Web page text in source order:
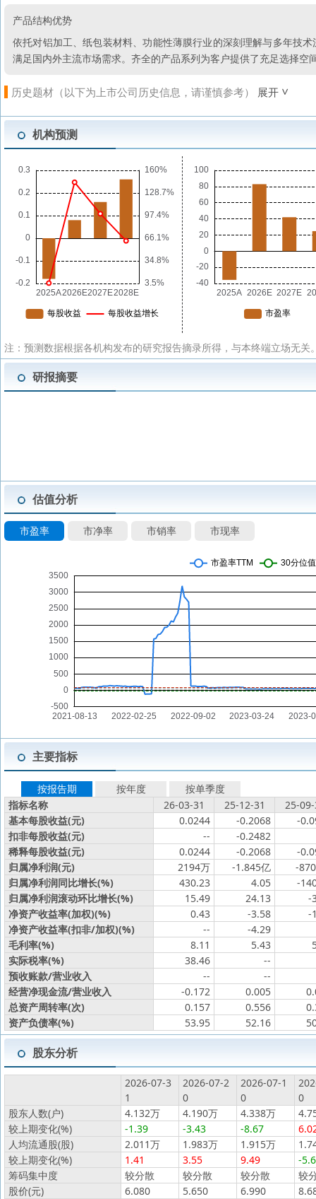
产品结构优势
依托对铝加工、纸包装材料、功能性薄膜行业的深刻理解与多年技
满足国内外主流市场需求。齐全的产品系列为客户提供了充足选择
历史题材（以下为上市公司历史信息，请谨慎参考） 展开
机构预测
注：预测数据根据各机构发布的研究报告摘录所得，与本终端立场无
研报摘要
估值分析
市盈率 市净率 市销率 市现率
主要指标
按报告期 按年度
按单季度
指标名称
26-03-31 25-12-31
25-
基本每股收益(元)
0.0244 -0.2068
-
扣非每股收益(元)
--
-0.2482
稀释每股收益(元)
0.0244 -0.2068
-
归属净利润(元)
2194万 -1.845亿
-
归属净利润同比增长(%)
430.23 4.05
-
归属净利润滚动环比增长(%)
15.49 24.13
-
净资产收益率(加权)(%)
0.43 -3.58
-
净资产收益率(扣非/加权)(%)
--
-4.29
毛利率(%)
8.11 5.43
实际税率(%)
38.46
--
预收账款/营业收入
--
--
经营净现金流/营业收入
-0.172 0.005
总资产周转率(次)
0.157 0.556
资产负债率(%)
53.95 52.16
股东分析
2026-07-3
1
2026-07-2
0
2026-07-1
0
0
股东人数(户)
4.132万 4.190万 4.338万
较上期变化(%)
-1.39 -3.43 -8.67
人均流通股(股)
2.011万 1.983万 1.915万
较上期变化(%)
1.41 3.55 9.49
-
筹码集中度
较分散 较分散 较分散
较
股价(元)
6.080 5.650 6.990